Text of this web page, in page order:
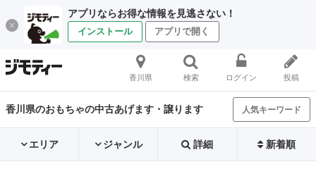
アプリならお得な情報を見逃さない！
インストール アプリで開く
香川県 検索 ログイン 投稿
香川県のおもちゃの中古あげます・譲ります 人気キーワード
エリア ジャンル 詳細 新着順